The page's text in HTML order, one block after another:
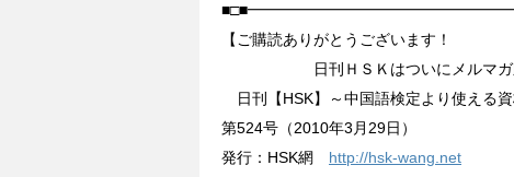
【ご購読ありがとうございます！
日刊ＨＳＫはついにメルマガ殿
日刊【HSK】～中国語検定より使える資
第524号（2010年3月29日）
発行：HSK網 http://hsk-wang.net